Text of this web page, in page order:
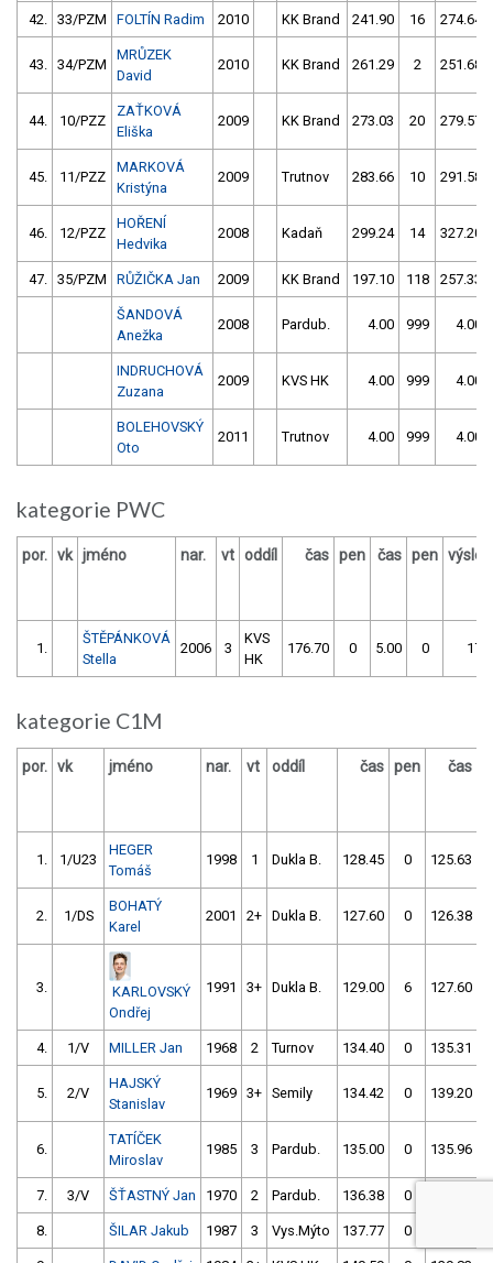
42. 33/PZM FOLTÍN Radim 2010 KK Brand 241.90 16 274.64
43. 34/PZM
MRŮZEK
David
2010 KK Brand 261.29 2 251.68
44. 10/PZZ
ZAŤKOVÁ
Eliška
2009 KK Brand 273.03 20 279.57
45. 11/PZZ
MARKOVÁ
Kristýna
2009 Trutnov 283.66 10 291.58
46. 12/PZZ
HOŘENÍ
Hedvika
2008 Kadaň 299.24 14 327.20
47. 35/PZM RŮŽIČKA Jan 2009 KK Brand 197.10 118 257.33
ŠANDOVÁ
Anežka
2008 Pardub. 4.00 999 4.00
INDRUCHOVÁ
Zuzana
2009 KVS HK 4.00 999 4.00
BOLEHOVSKÝ
Oto
2011 Trutnov 4.00 999 4.00
kategorie PWC
por. vk jméno nar. vt oddíl čas pen čas pen
1.
ŠTĚPÁNKOVÁ
Stella
2006 3
KVS
HK
176.70 0 5.00 0
kategorie C1M
por. vk jméno nar. vt oddíl čas pen čas
1. 1/U23
HEGER
Tomáš
1998 1 Dukla B. 128.45 0 125.63
2. 1/DS
BOHATÝ
Karel
2001 2+ Dukla B. 127.60 0 126.38
3.
KARLOVSKÝ
Ondřej
1991 3+ Dukla B. 129.00 6 127.60
4. 1/V MILLER Jan 1968 2 Turnov 134.40 0 135.31
5. 2/V
HAJSKÝ
Stanislav
1969 3+ Semily 134.42 0 139.20
6.
TATÍČEK
Miroslav
1985 3 Pardub. 135.00 0 135.96
7. 3/V ŠŤASTNÝ Jan 1970 2 Pardub. 136.38 0
8. ŠILAR Jakub 1987 3 Vys.Mýto 137.77 0